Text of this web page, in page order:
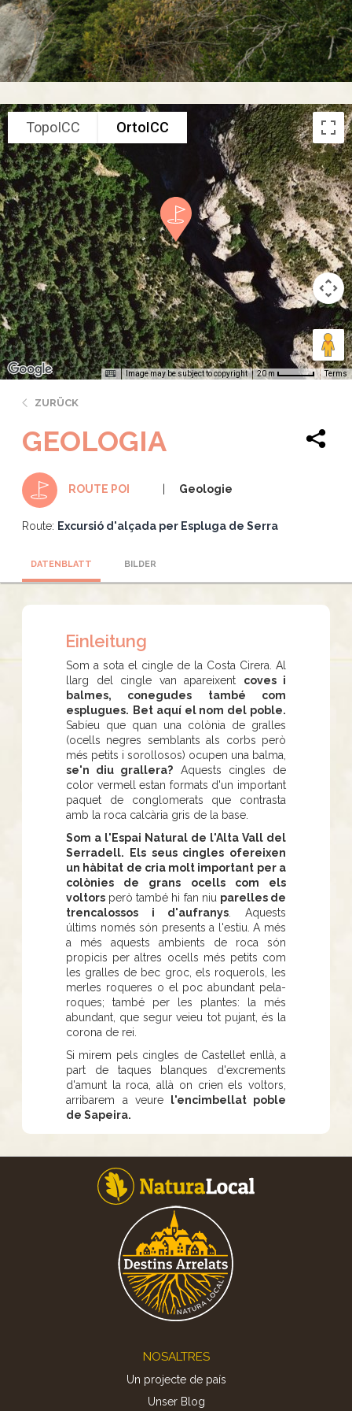
TopoICC OrtoICC
Image may be subject to copyright 20 m Terms
ZURÜCK
GEOLOGIA
ROUTE POI Geologie
Route: Excursió d'alçada per Espluga de Serra
DATENBLATT BILDER
Einleitung
Som a sota el cingle de la Costa Cirera. Al
llarg del cingle van apareixent coves i
balmes, conegudes també com
esplugues. Bet aquí el nom del poble.
Sabíeu que quan una colònia de gralles
(ocells negres semblants als corbs però
més petits i sorollosos) ocupen una balma,
se'n diu grallera? Aquests cingles de
color vermell estan formats d'un important
paquet de conglomerats que contrasta
amb la roca calcària gris de la base.
Som a l'Espai Natural de l'Alta Vall del
Serradell. Els seus cingles ofereixen
un hàbitat de cria molt important per a
colònies de grans ocells com els
voltors però també hi fan niu parelles de
trencalossos i d'aufranys . Aquests
últims només són presents a l'estiu. A més
a més aquests ambients de roca són
propicis per altres ocells més petits com
les gralles de bec groc, els roquerols, les
merles roqueres o el poc abundant pela-
roques; també per les plantes: la més
abundant, que segur veieu tot pujant, és la
corona de rei.
Si mirem pels cingles de Castellet enllà, a
part de taques blanques d'excrements
d'amunt la roca, allà on crien els voltors,
arribarem a veure l'encimbellat poble
de Sapeira.
NOSALTRES
Un projecte de país
Unser Blog